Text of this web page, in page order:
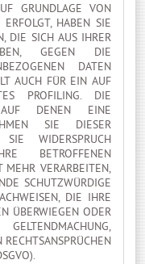
GRUNDLAGE VON
HABEN SIE
DIE SICH AUS IHRER
GEGEN DIE
DATEN
AUCH FÜR EIN AUF
PROFILING. DIE
AUF DENEN EINE
SIE DIESER
SIE WIDERSPRUCH
BETROFFENEN
MEHR VERARBEITEN,
SCHUTZWÜRDIGE
DIE IHRE
ÜBERWIEGEN ODER